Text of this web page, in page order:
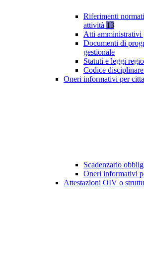
Riferimenti
attività 13
Atti amministrativi
Documenti di
gestionale
Statuti e leggi
Codice
Oneri informativi per
Scadenzario
Oneri informativi
Attestazioni OIV o